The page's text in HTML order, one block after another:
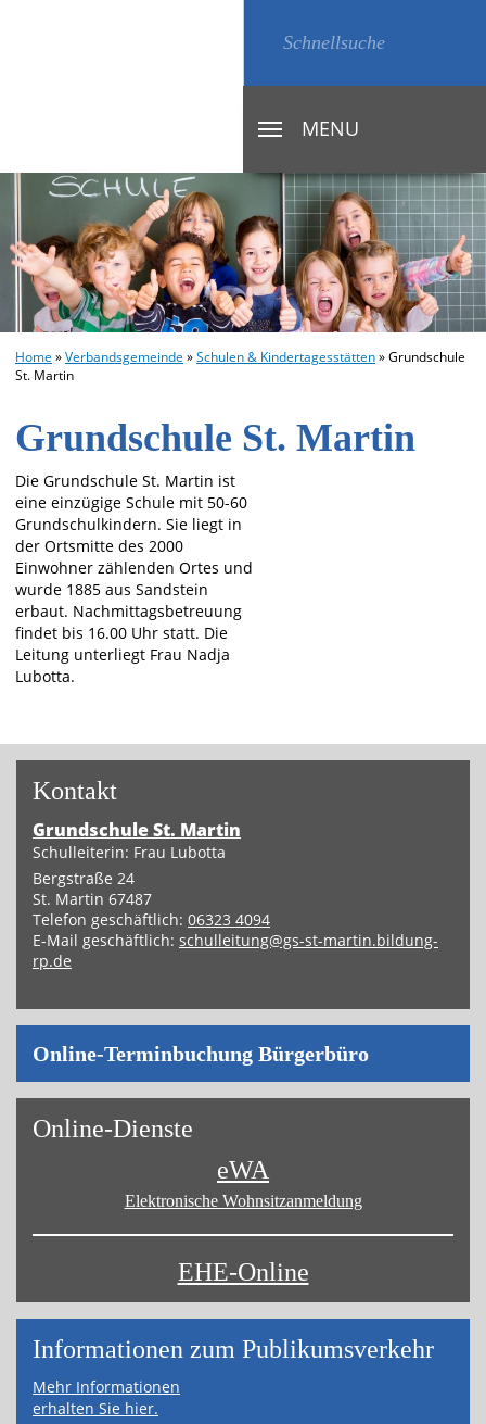
TOGGLE
NAVIGATION
MENU
On­line-Ter­min­bu­chung Bür­ger­bü­ro
On­line-Diens­te
eWA
Elektronische Wohnsitz­anmeldung
EHE-Online
Informa­tionen zum Publikums­­verkehr
Mehr Informationen
erhalten Sie hier.
Home »Verbandsgemeinde »Schulen & Kindertagesstätten»Grundschule
St. Martin
Grundschule St. Martin
Die Grundschule St. Martin ist
eine einzügige Schule mit 50-60
Grundschulkindern. Sie liegt in
der Ortsmitte des 2000
Einwohner zählenden Ortes und
wurde 1885 aus Sandstein
erbaut. Nachmittagsbetreuung
findet bis 16.00 Uhr statt. Die
Leitung unterliegt Frau Nadja
Lubotta.
Kon­takt
Grund­schu­le St. Mar­tin
Schul­lei­te­rin: Frau Lub­ot­ta
Berg­stra­ße 24
St. Mar­tin 67487
Te­le­fon ge­schäft­lich: 06323 4094
E-Mail ge­schäft­lich: schul­lei­tung@​gs-​st-​martin.​bildung-​
rp.​de